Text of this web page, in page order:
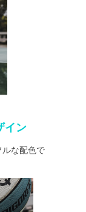
イン
な配色で